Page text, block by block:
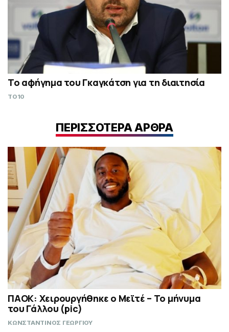
Το αφήγημα του Γκαγκάτση για τη διαιτησία
TO10
ΠΕΡΙΣΣΟΤΕΡΑ ΑΡΘΡΑ
ΠΑΟΚ: Χειρουργήθηκε ο Μεϊτέ – Το μήνυμα
του Γάλλου (pic)
ΚΩΝΣΤΑΝΤΙΝΟΣ ΓΕΩΡΓΙΟΥ